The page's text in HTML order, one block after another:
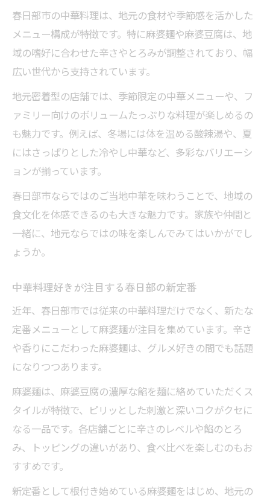
春日部市の中華料理は、地元の食材や季節感を活かした
メニュー構成が特徴です。特に麻婆麺や麻婆豆腐は、地
域の嗜好に合わせた辛さやとろみが調整されており、幅
広い世代から支持されています。
地元密着型の店舗では、季節限定の中華メニューや、フ
ァミリー向けのボリュームたっぷりな料理が楽しめるの
も魅力です。例えば、冬場には体を温める酸辣湯や、夏
にはさっぱりとした冷やし中華など、多彩なバリエーシ
ョンが揃っています。
春日部市ならではのご当地中華を味わうことで、地域の
食文化を体感できるのも大きな魅力です。家族や仲間と
一緒に、地元ならではの味を楽しんでみてはいかがでし
ょうか。
中華料理好きが注目する春日部の新定番
近年、春日部市では従来の中華料理だけでなく、新たな
定番メニューとして麻婆麺が注目を集めています。辛さ
や香りにこだわった麻婆麺は、グルメ好きの間でも話題
になりつつあります。
麻婆麺は、麻婆豆腐の濃厚な餡を麺に絡めていただくス
タイルが特徴で、ピリッとした刺激と深いコクがクセに
なる一品です。各店舗ごとに辛さのレベルや餡のとろ
み、トッピングの違いがあり、食べ比べを楽しむのもお
すすめです。
新定番として根付き始めている麻婆麺をはじめ、地元の